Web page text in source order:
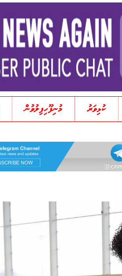
ކުޅިވަރު މުނިފޫހިފިލުވުން